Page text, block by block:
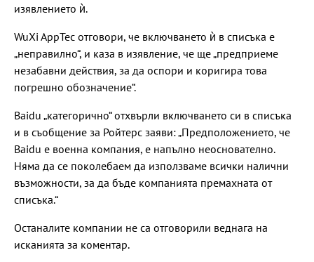
изявлението ѝ.
WuXi AppTec отговори, че включването ѝ в списъка е
„неправилно“, и каза в изявление, че ще „предприеме
незабавни действия, за да оспори и коригира това
погрешно обозначение“.
Baidu „категорично“ отхвърли включването си в списъка
и в съобщение за Ройтерс заяви: „Предположението, че
Baidu е военна компания, е напълно неоснователно.
Няма да се поколебаем да използваме всички налични
възможности, за да бъде компанията премахната от
списъка.“
Останалите компании не са отговорили веднага на
исканията за коментар.